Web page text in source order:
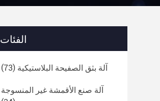
الفئات
آلة بثق الصفيحة البلاستيكية (73)
آلة صنع الأقمشة غير المنسوجة